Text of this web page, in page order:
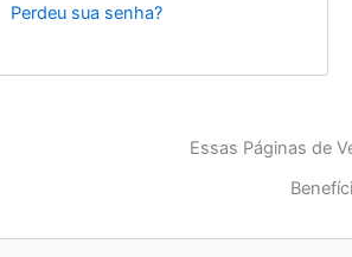
Perdeu sua senha?
Essas Páginas de